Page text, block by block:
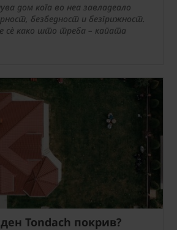
дом кога во неа завладеало
безбедност и безгрижност.
сè како што треба – капата
Tondach покрив?